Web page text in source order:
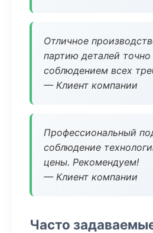
Отличное
партию деталей
соблюдением всех
— Клиент компании
Профессиональный
соблюдение
цены. Рекомендуем!
— Клиент компании
Часто